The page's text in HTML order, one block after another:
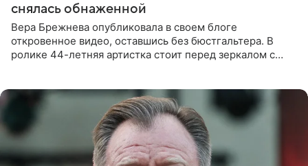
снялась обнаженной
Вера Брежнева опубликовала в своем блоге
откровенное видео, оставшись без бюстгальтера. В
ролике 44-летняя артистка стоит перед зеркалом с